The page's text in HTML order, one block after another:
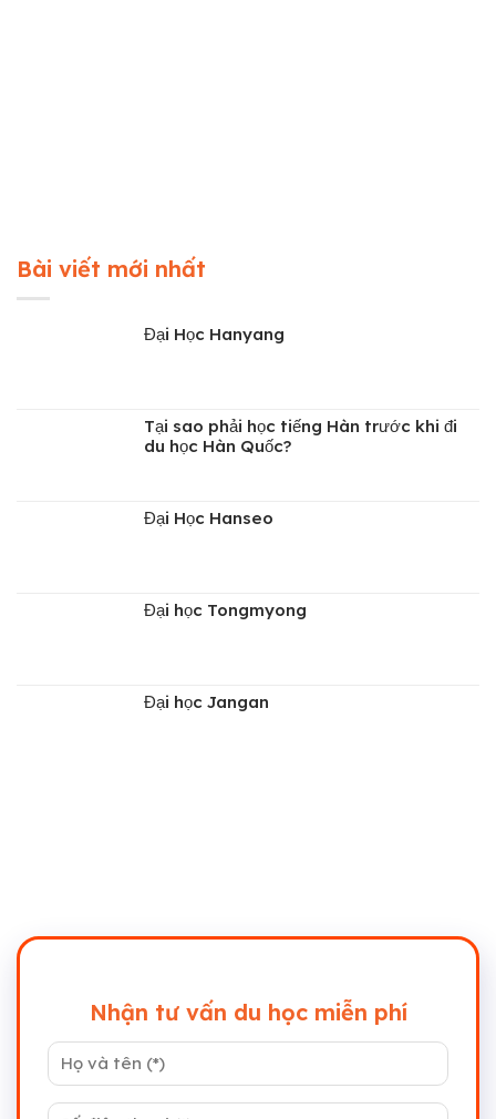
Bài viết mới nhất
Đại Học Hanyang
Tại sao phải học tiếng Hàn trước khi đi
du học Hàn Quốc?
Đại Học Hanseo
Đại học Tongmyong
Đại học Jangan
Nhận tư vấn du học miễn phí